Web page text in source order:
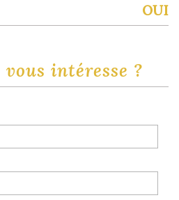
OUI
vous intéresse ?